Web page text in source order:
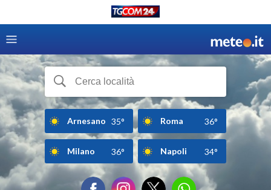
Arnesano 35° Roma 36°
Milano 36° Napoli 34°